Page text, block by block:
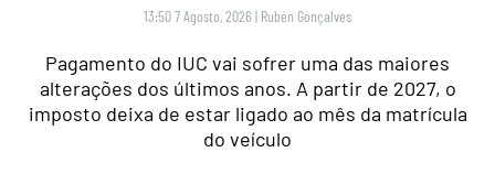
13:50 7 Agosto, 2026 | Rubén Gonçalves
Pagamento do IUC vai sofrer uma das maiores
alterações dos últimos anos. A partir de 2027, o
imposto deixa de estar ligado ao mês da matrícula
do veículo